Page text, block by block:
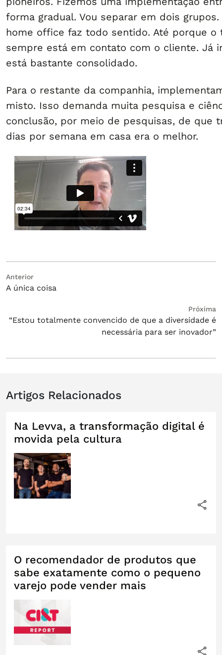
forma gradual. Vou separar em dois
home office faz todo sentido. Até porque o
sempre está em contato com o cliente. Já
está bastante consolidado.
Para o restante da companhia,
misto. Isso demanda muita pesquisa e
conclusão, por meio de pesquisas, de que
dias por semana em casa era o melhor.
Navegação
de
Anterior
Post
anterior:
A única coisa
Próxima
post:
“Estou totalmente convencido de que a diversidade é
necessária para ser inovador”
Artigos Relacionados
Na Levva, a transformação digital é
movida pela cultura
O recomendador de produtos que
sabe exatamente como o pequeno
varejo pode vender mais